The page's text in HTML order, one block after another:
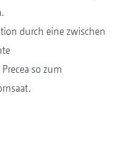
durch eine zwischen
so zum